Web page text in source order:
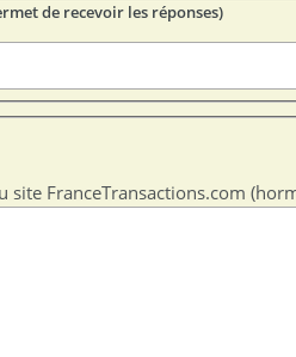
de recevoir les réponses)
site FranceTransactions.com